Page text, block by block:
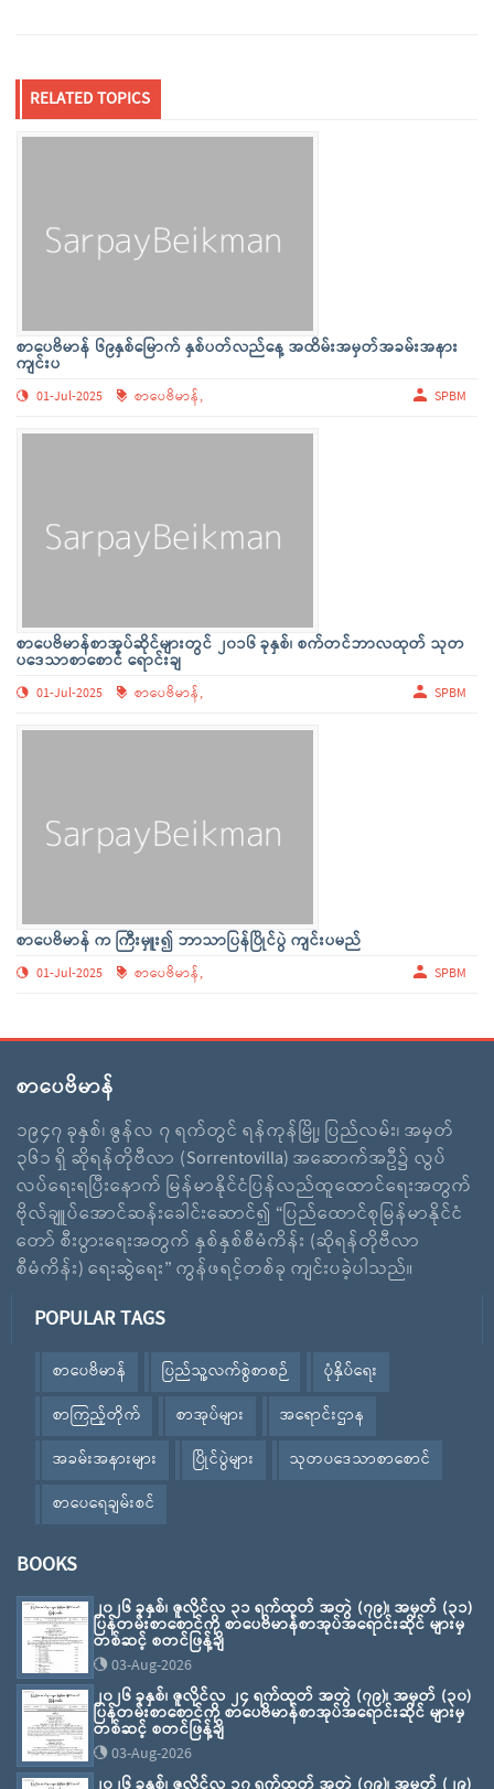
RELATED TOPICS
စာပေဗိမာန် ၆၉နှစ်မြောက် နှစ်ပတ်လည်နေ့ အထိမ်းအမှတ်အခမ်းအနား
ကျင်းပ
01-Jul-2025 စာပေဗိမာန်, SPBM
စာပေဗိမာန်စာအုပ်ဆိုင်များတွင် ၂၀၁၆ ခုနှစ်၊ စက်တင်ဘာလထုတ် သုတ
ပဒေသာစာစောင် ရောင်းချ
01-Jul-2025 စာပေဗိမာန်, SPBM
စာပေဗိမာန် က ကြီးမှူး၍ ဘာသာပြန်ပြိုင်ပွဲ ကျင်းပမည်
01-Jul-2025 စာပေဗိမာန်, SPBM
စာပေဗိမာန်
၁၉၄၇ ခုနှစ်၊ ဇွန်လ ၇ ရက်တွင် ရန်ကုန်မြို့၊ ပြည်လမ်း၊ အမှတ်
၃၆၁ ရှိ ဆိုရန်တိုဗီလာ (Sorrentovilla) အဆောက်အဦ၌ လွပ်
လပ်ရေးရပြီးနောက် မြန်မာနိုင်ငံပြန်လည်ထူထောင်ရေးအတွက်
ဗိုလ်ချူပ်အောင်ဆန်းခေါင်းဆောင်၍ “ပြည်ထောင်စုမြန်မာနိုင်ငံ
တော် စီးပွားရေးအတွက် နှစ်နှစ်စီမံကိန်း (ဆိုရန်တိုဗီလာ
စီမံကိန်း) ရေးဆွဲရေး” ကွန်ဖရင့်တစ်ခု ကျင်းပခဲ့ပါသည်။
POPULAR TAGS
စာပေဗိမာန် ပြည်သူ့လက်စွဲစာစဉ်
ပုံနှိပ်ရေး
စာကြည့်တိုက်
စာအုပ်များ
အရောင်းဌာန
အခမ်းအနားများ
ပြိုင်ပွဲများ
သုတပဒေသာစာစောင်
စာပေရေချမ်းစင်
BOOKS
၂၀၂၆ ခုနှစ်၊ ဇူလိုင်လ ၃၁ ရက်ထုတ် အတွဲ (၇၉)၊ အမှတ် (၃၁)
ပြန်တမ်းစာစောင်ကို စာပေဗိမာန်စာအုပ်အရောင်းဆိုင် များမှ
တစ်ဆင့် စတင်ဖြန့်ချိ
03-Aug-2026
၂၀၂၆ ခုနှစ်၊ ဇူလိုင်လ ၂၄ ရက်ထုတ် အတွဲ (၇၉)၊ အမှတ် (၃၀)
ပြန်တမ်းစာစောင်ကို စာပေဗိမာန်စာအုပ်အရောင်းဆိုင် များမှ
တစ်ဆင့် စတင်ဖြန့်ချိ
03-Aug-2026